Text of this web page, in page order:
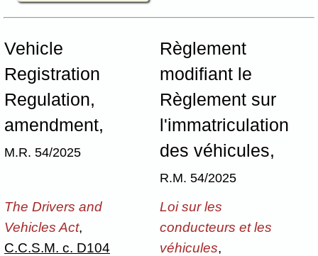
Vehicle
Registration
Regulation,
amendment,
M.R. 54/2025
Règlement
modifiant le
Règlement sur
l'immatriculation
des véhicules,
R.M. 54/2025
The Drivers and
Vehicles Act,
C.C.S.M. c. D104
Loi sur les
conducteurs et les
véhicules,